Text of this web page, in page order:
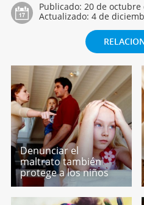
Publicado: 20 de octubre
Actualizado: 4 de
Denunciar el
maltrato también
protege a los niños